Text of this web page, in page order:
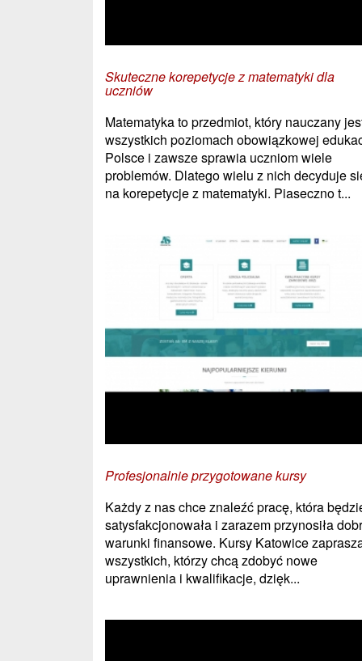
Skuteczne korepetycje z matematyki dla
uczniów
Matematyka to przedmiot, który nauczany
wszystkich poziomach obowiązkowej
Polsce i zawsze sprawia uczniom wiele
problemów. Dlatego wielu z nich decyduje
na korepetycje z matematyki. Piaseczno t...
Profesjonalnie przygotowane kursy
Każdy z nas chce znaleźć pracę, która
satysfakcjonowała i zarazem przynosiła
warunki finansowe. Kursy Katowice
wszystkich, którzy chcą zdobyć nowe
uprawnienia i kwalifikacje, dzięk...